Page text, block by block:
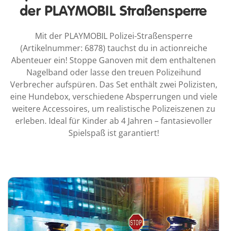
der PLAYMOBIL Straßensperre
Mit der PLAYMOBIL Polizei-Straßensperre
(Artikelnummer: 6878) tauchst du in actionreiche
Abenteuer ein! Stoppe Ganoven mit dem enthaltenen
Nagelband oder lasse den treuen Polizeihund
Verbrecher aufspüren. Das Set enthält zwei Polizisten,
eine Hundebox, verschiedene Absperrungen und viele
weitere Accessoires, um realistische Polizeiszenen zu
erleben. Ideal für Kinder ab 4 Jahren – fantasievoller
Spielspaß ist garantiert!